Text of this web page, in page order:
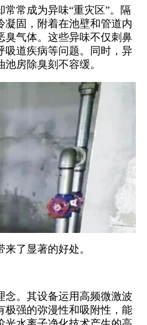
常常成为异味“重灾区”。隔
固，附着在池壁和管道内
臭气体。这些异味不仅刺鼻
吸道疾病等问题。同时，异
房除臭刻不容缓。
了显著的好处。
念。其设备运用高频微激波
极强的弥漫性和吸附性，能